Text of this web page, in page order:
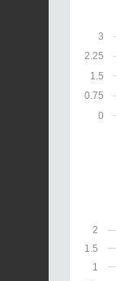
0
0.75
1.5
2.25
3
1
1.5
2